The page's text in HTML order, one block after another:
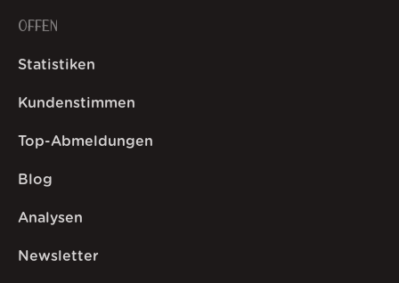
OFFEN
Statistiken
Kundenstimmen
Top-Abmeldungen
Blog
Analysen
Newsletter